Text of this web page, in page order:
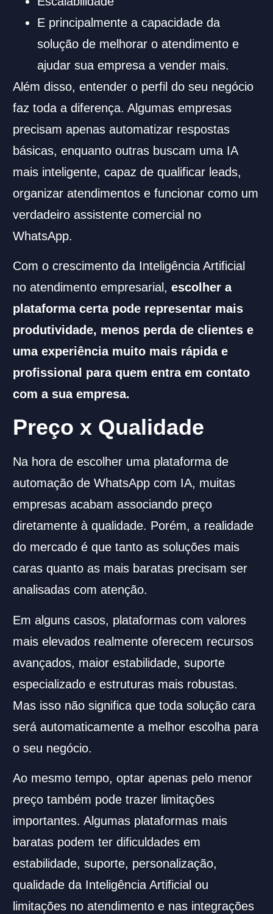
E principalmente a capacidade da
solução de melhorar o atendimento e
ajudar sua empresa a vender mais.
Além disso, entender o perfil do seu negócio
faz toda a diferença. Algumas empresas
precisam apenas automatizar respostas
básicas, enquanto outras buscam uma IA
mais inteligente, capaz de qualificar leads,
organizar atendimentos e funcionar como um
verdadeiro assistente comercial no
WhatsApp.
Com o crescimento da Inteligência Artificial
no atendimento empresarial, escolher a
plataforma certa pode representar mais
produtividade, menos perda de clientes e
uma experiência muito mais rápida e
profissional para quem entra em contato
com a sua empresa.
Preço x Qualidade
Na hora de escolher uma plataforma de
automação de WhatsApp com IA, muitas
empresas acabam associando preço
diretamente à qualidade. Porém, a realidade
do mercado é que tanto as soluções mais
caras quanto as mais baratas precisam ser
analisadas com atenção.
Em alguns casos, plataformas com valores
mais elevados realmente oferecem recursos
avançados, maior estabilidade, suporte
especializado e estruturas mais robustas.
Mas isso não significa que toda solução cara
será automaticamente a melhor escolha para
o seu negócio.
Ao mesmo tempo, optar apenas pelo menor
preço também pode trazer limitações
importantes. Algumas plataformas mais
baratas podem ter dificuldades em
estabilidade, suporte, personalização,
qualidade da Inteligência Artificial ou
limitações no atendimento e nas integrações